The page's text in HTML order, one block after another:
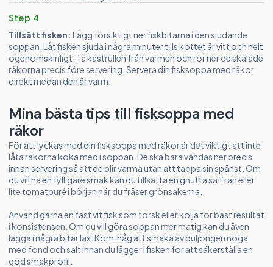
Step 4
Tillsätt fisken: Lägg försiktigt ner fiskbitarna i den sjudande
soppan. Låt fisken sjuda i några minuter tills köttet är vitt och helt
ogenomskinligt. Ta kastrullen från värmen och rör ner de skalade
räkorna precis före servering. Servera din fisksoppa med räkor
direkt medan den är varm.
Mina bästa tips till fisksoppa med
räkor
För att lyckas med din fisksoppa med räkor är det viktigt att inte
låta räkorna koka med i soppan. De ska bara vändas ner precis
innan servering så att de blir varma utan att tappa sin spänst. Om
du vill ha en fylligare smak kan du tillsätta en gnutta saffran eller
lite tomatpuré i början när du fräser grönsakerna.
Använd gärna en fast vit fisk som torsk eller kolja för bäst resultat
i konsistensen. Om du vill göra soppan mer matig kan du även
lägga i några bitar lax. Kom ihåg att smaka av buljongen noga
med fond och salt innan du lägger i fisken för att säkerställa en
god smakprofil.